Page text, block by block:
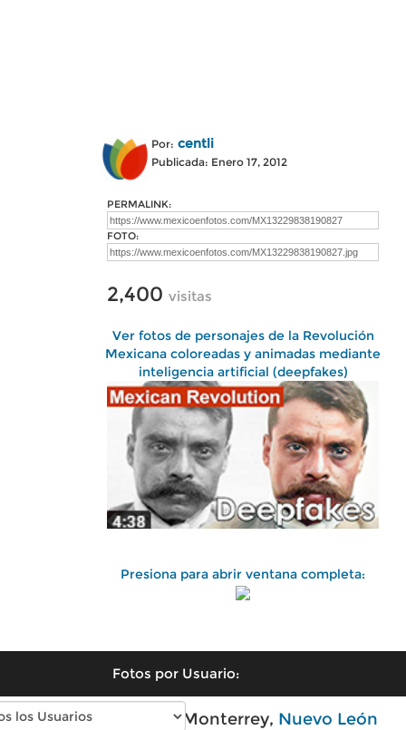
Por: centli
Publicada: Enero 17, 2012
PERMALINK:
FOTO:
2,400 visitas
Ver fotos de personajes de la Revolución
Mexicana coloreadas y animadas mediante
inteligencia artificial (deepfakes)
Presiona para abrir ventana completa:
Fotos por Usuario:
Fotos antiguas de Monterrey, Nuevo León